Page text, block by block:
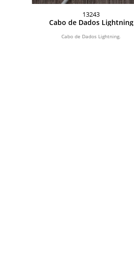
13243
Cabo de Dados Lightning
Cabo de Dados Lightning.